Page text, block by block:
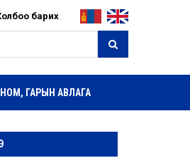
барих
НОМ, ГАРЫН АВЛАГА